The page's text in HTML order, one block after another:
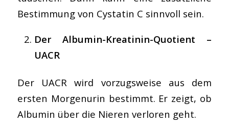
Bestimmung von Cystatin C sinnvoll sein.
Der Albumin-Kreatinin-Quotient –
UACR
Der UACR wird vorzugsweise aus dem
ersten Morgenurin bestimmt. Er zeigt, ob
Albumin über die Nieren verloren geht.